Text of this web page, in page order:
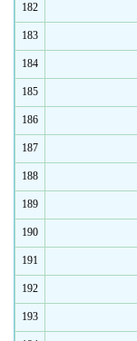
182
183
184
185
186
187
188
189
190
191
192
193